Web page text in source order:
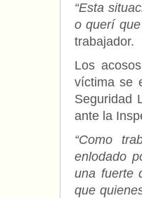
“Esta
o querí
trabajador.
Los
víctima se
Seguridad
ante la
“Como
enlodado
una fuerte
que